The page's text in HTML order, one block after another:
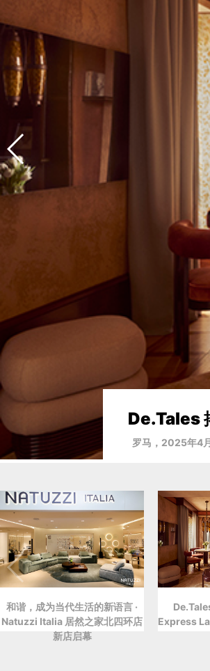
加尔达湖
坐落于加尔达湖
和谐，成为当代生活的新语言 ·
Natuzzi Italia 居然之家北四环店
新店启幕
Express